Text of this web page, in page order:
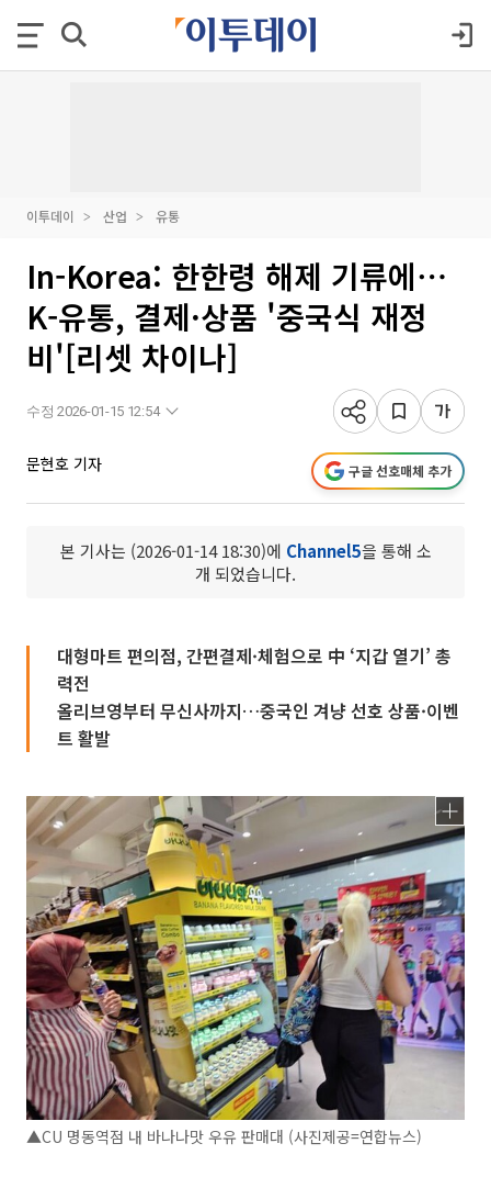
이투데이 산업 유통
In-Korea: 한한령 해제 기류에⋯
K-유통, 결제·상품 '중국식 재정
비'[리셋 차이나]
수정 2026-01-15 12:54
문현호 기자 구글 선호매체 추가
본 기사는 (2026-01-14 18:30)에 Channel5을 통해 소
개 되었습니다.
대형마트 편의점, 간편결제·체험으로 中 ‘지갑 열기’ 총
력전
올리브영부터 무신사까지…중국인 겨냥 선호 상품·이벤
트 활발
▲CU 명동역점 내 바나나맛 우유 판매대 (사진제공=연합뉴스)